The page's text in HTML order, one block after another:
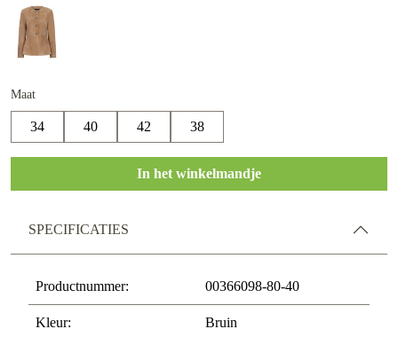
Maat
34 40 42 38
In het winkelmandje
SPECIFICATIES
Productnummer: 00366098-80-40
Kleur: Bruin